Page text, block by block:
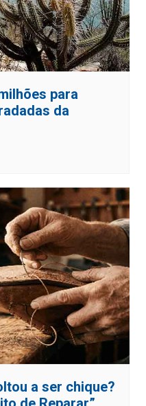
para
da
a ser chique?